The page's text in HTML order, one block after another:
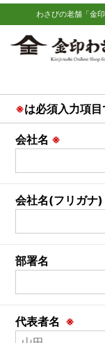
わさびの老舗「金
※は必須入力項目
会社名 ※
会社名(フリガナ)
部署名
代表者名 ※